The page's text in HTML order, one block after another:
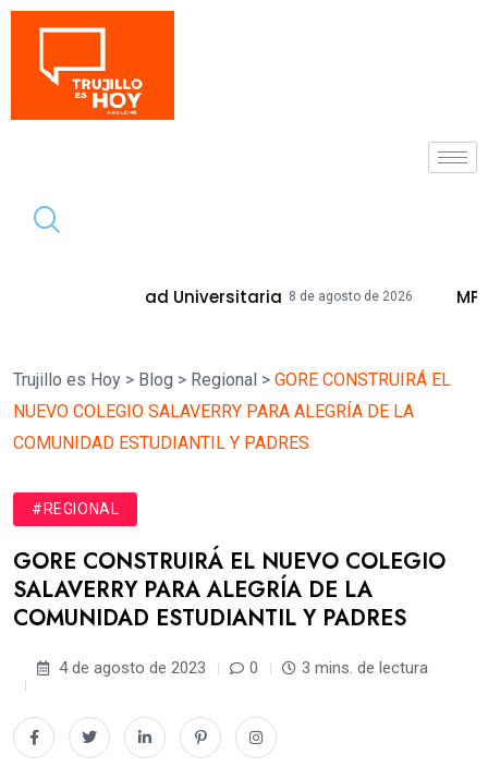
Universitaria 8 de agosto de 2026 MPT Mejorará
Trujillo es Hoy > Blog > Regional > GORE CONSTRUIRÁ EL
NUEVO COLEGIO SALAVERRY PARA ALEGRÍA DE LA
COMUNIDAD ESTUDIANTIL Y PADRES
#REGIONAL
GORE CONSTRUIRÁ EL NUEVO COLEGIO
SALAVERRY PARA ALEGRÍA DE LA
COMUNIDAD ESTUDIANTIL Y PADRES
4 de agosto de 2023 0 3 mins. de lectura